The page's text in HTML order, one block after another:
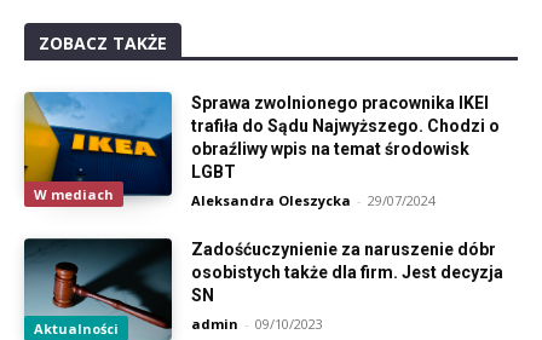
ZOBACZ TAKŻE
W mediach
Sprawa zwolnionego pracownika IKEI
trafiła do Sądu Najwyższego. Chodzi o
obraźliwy wpis na temat środowisk
LGBT
Aleksandra Oleszycka - 29/07/2024
Aktualności
Zadośćuczynienie za naruszenie dóbr
osobistych także dla firm. Jest decyzja
SN
admin - 09/10/2023